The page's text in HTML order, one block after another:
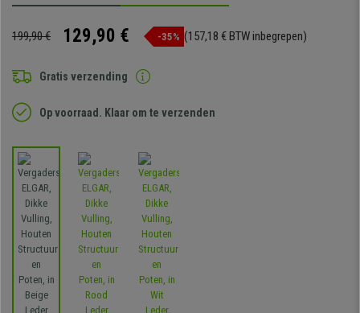
199,90 € 129,90 € -35% (157,18 € BTW inbegrepen)
Gratis verzending
Op voorraad. Klaar om te verzenden